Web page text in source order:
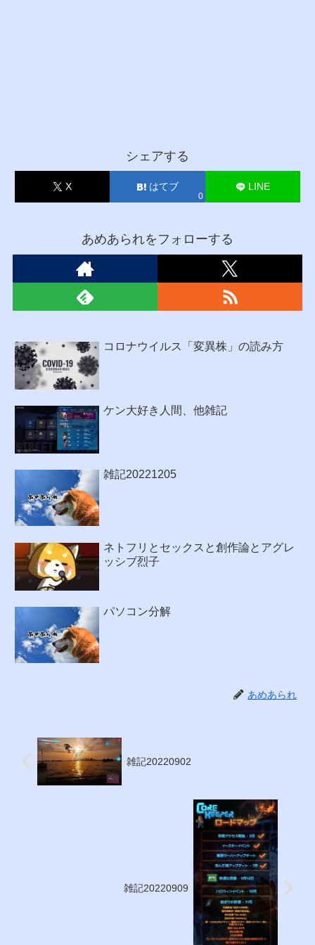
シェアする
X はてブ
0
LINE
あめあられをフォローする
コロナウイルス「変異株」の読み方
ケン大好き人間、他雑記
雑記20221205
ネトフリとセックスと創作論とアグレ
ッシブ烈子
パソコン分解
あめあられ
雑記20220902
雑記20220909